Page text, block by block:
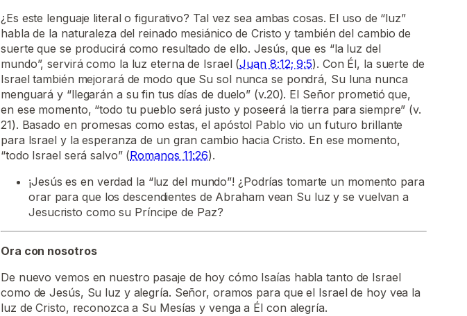
¿Es este lenguaje literal o figurativo? Tal vez sea ambas cosas. El uso de “luz”
habla de la naturaleza del reinado mesiánico de Cristo y también del cambio de
suerte que se producirá como resultado de ello. Jesús, que es “la luz del
mundo”, servirá como la luz eterna de Israel (Juan 8:12; 9:5). Con Él, la suerte de
Israel también mejorará de modo que Su sol nunca se pondrá, Su luna nunca
menguará y “llegarán a su fin tus días de duelo” (v.20). El Señor prometió que,
en ese momento, “todo tu pueblo será justo y poseerá la tierra para siempre” (v.
21). Basado en promesas como estas, el apóstol Pablo vio un futuro brillante
para Israel y la esperanza de un gran cambio hacia Cristo. En ese momento,
“todo Israel será salvo” (Romanos 11:26).
¡Jesús es en verdad la “luz del mundo”! ¿Podrías tomarte un momento para
orar para que los descendientes de Abraham vean Su luz y se vuelvan a
Jesucristo como su Príncipe de Paz?
Ora con nosotros
De nuevo vemos en nuestro pasaje de hoy cómo Isaías habla tanto de Israel
como de Jesús, Su luz y alegría. Señor, oramos para que el Israel de hoy vea la
luz de Cristo, reconozca a Su Mesías y venga a Él con alegría.